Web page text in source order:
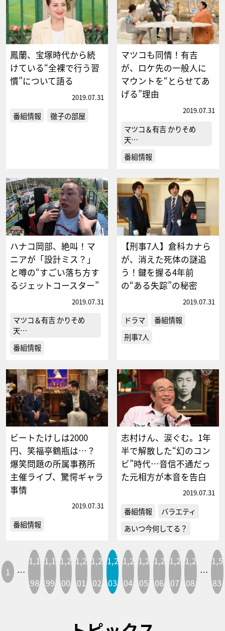
鳳蘭、宝塚時代から続
けている“全裸で行う習
慣”について語る
2019.07.31
番組情報 徹子の部屋
マツコも同情！有吉
が、ロケ先の一般人に
マウントを“とらせてあ
げる”理由
2019.07.31
マツコ＆有吉 かりそめ
天…
番組情報
ハナコ岡部、絶叫！マ
ニアが「設計ミス？」
と噂の“すごい落ち方す
るジェットコースター”
2019.07.31
マツコ＆有吉 かりそめ
天…
番組情報
【刑事7人】倉科カナら
が、消えた死体の謎追
う！鍵を握る4年前
の“ある失踪”の秘密
2019.07.31
ドラマ
番組情報
刑事7人
ビートたけしは2000
円、笑福亭鶴瓶は…？
爆笑問題の所属事務所
主催ライブ、驚愕ギャラ
事情
2019.07.31
番組情報
志村けん、涙ぐむ。1年
半で解散した“幻のコン
ビ”時代…音信不通だっ
た元相方が本音を告白
2019.07.31
番組情報
バラエティ
あいつ今何してる？
1 …
1,1
98
1,1
99
1,2
00
1,2
01
1,2
02
1,2
03
1,2
04
1,2
05
1,2
06
1,2
07
1,2
08
…
1,5
83